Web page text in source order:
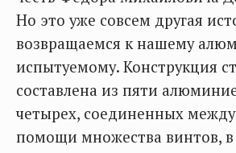
Но это уже совсем другая
возвращаемся к нашему
испытуемому. Конструкция
составлена из пяти
четырех, соединенных
помощи множества винтов,